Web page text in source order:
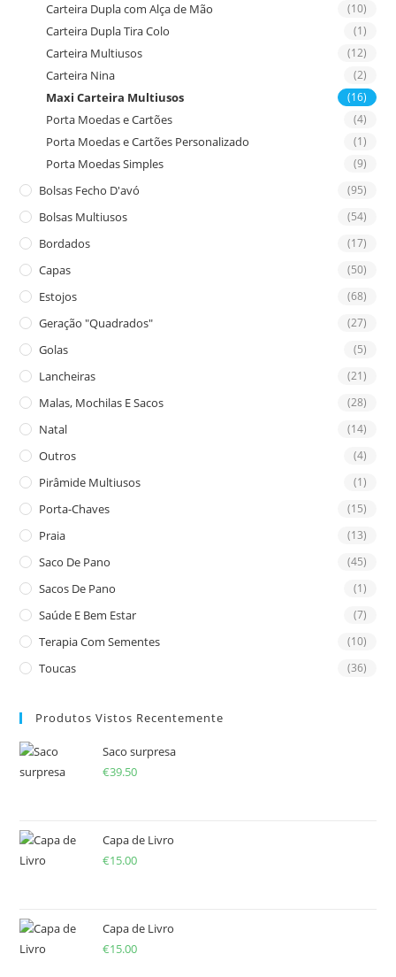
Carteira Dupla com Alça de Mão (10)
Carteira Dupla Tira Colo (1)
Carteira Multiusos (12)
Carteira Nina (2)
Maxi Carteira Multiusos (16)
Porta Moedas e Cartões (4)
Porta Moedas e Cartões Personalizado (1)
Porta Moedas Simples (9)
Bolsas Fecho D'avó (95)
Bolsas Multiusos (54)
Bordados (17)
Capas (50)
Estojos (68)
Geração "Quadrados" (27)
Golas (5)
Lancheiras (21)
Malas, Mochilas E Sacos (28)
Natal (14)
Outros (4)
Pirâmide Multiusos (1)
Porta-Chaves (15)
Praia (13)
Saco De Pano (45)
Sacos De Pano (1)
Saúde E Bem Estar (7)
Terapia Com Sementes (10)
Toucas (36)
Produtos Vistos Recentemente
Saco surpresa
€39.50
Capa de Livro
€15.00
Capa de Livro
€15.00